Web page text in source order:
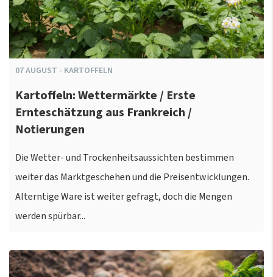
07AUGUST - KARTOFFELN
Kartoffeln: Wettermärkte / Erste
Ernteschätzung aus Frankreich /
Notierungen
Die Wetter- und Trockenheitsaussichten bestimmen
weiter das Marktgeschehen und die Preisentwicklungen.
Alterntige Ware ist weiter gefragt, doch die Mengen
werden spürbar...